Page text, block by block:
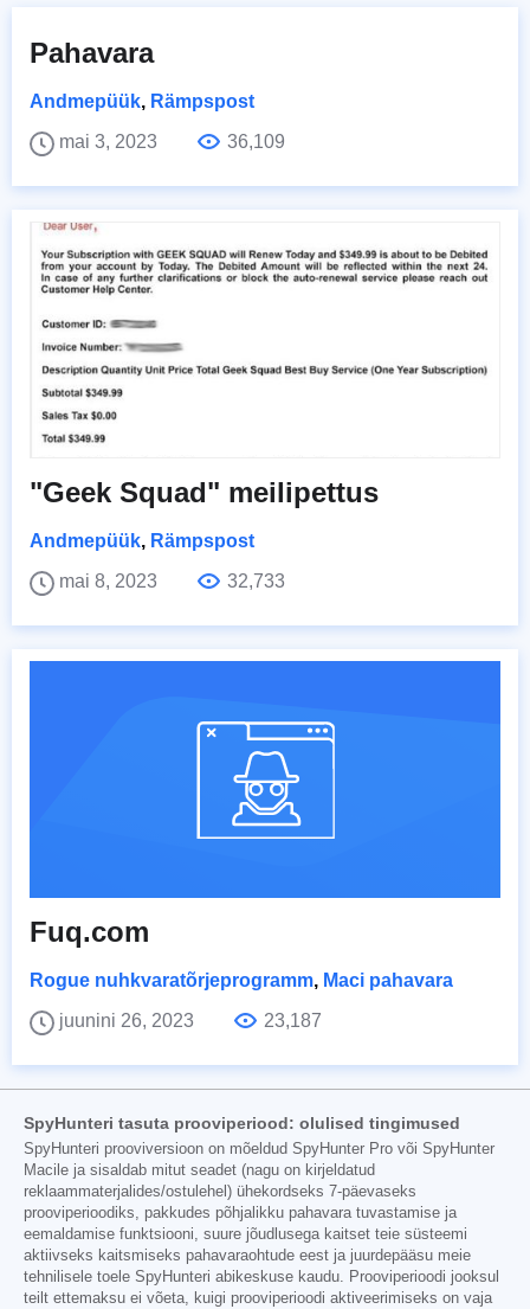
Pahavara
Andmepüük, Rämpspost
mai 3, 2023
36,109
"Geek Squad" meilipettus
Andmepüük, Rämpspost
mai 8, 2023
32,733
Fuq.com
Rogue nuhkvaratõrjeprogramm, Maci pahavara
juunini 26, 2023
23,187
SpyHunteri tasuta prooviperiood: olulised tingimused
SpyHunteri prooviversioon on mõeldud SpyHunter Pro või SpyHunter
Macile ja sisaldab mitut seadet (nagu on kirjeldatud
reklaammaterjalides/ostulehel) ühekordseks 7-päevaseks
prooviperioodiks, pakkudes põhjalikku pahavara tuvastamise ja
eemaldamise funktsiooni, suure jõudlusega kaitset teie süsteemi
aktiivseks kaitsmiseks pahavaraohtude eest ja juurdepääsu meie
tehnilisele toele SpyHunteri abikeskuse kaudu. Prooviperioodi jooksul
teilt ettemaksu ei võeta, kuigi prooviperioodi aktiveerimiseks on vaja